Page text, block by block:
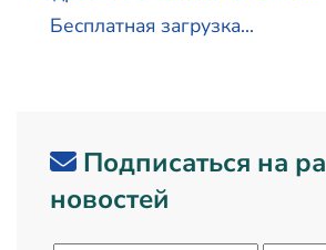
Бесплатная загрузка...
Подписаться на
новостей